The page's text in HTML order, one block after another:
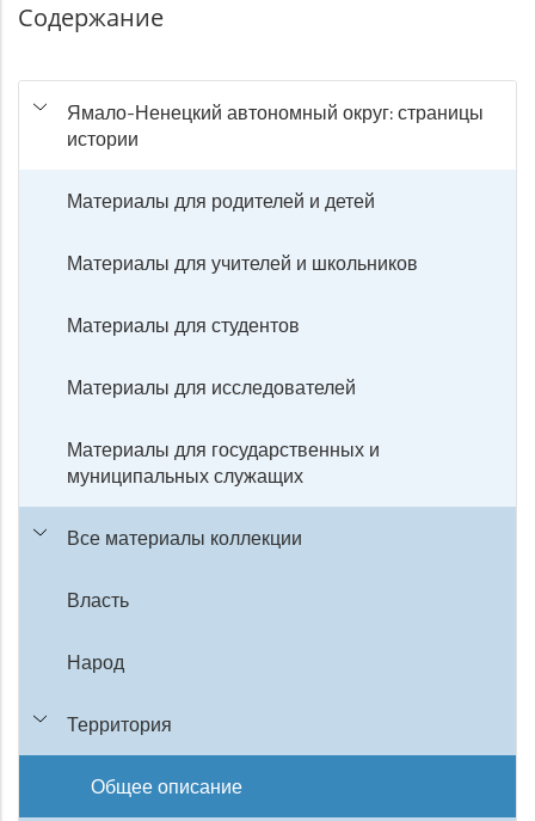
Содержание
Ямало-Ненецкий автономный округ: страницы
истории
Материалы для родителей и детей
Материалы для учителей и школьников
Материалы для студентов
Материалы для исследователей
Материалы для государственных и
муниципальных служащих
Все материалы коллекции
Власть
Народ
Территория
Общее описание